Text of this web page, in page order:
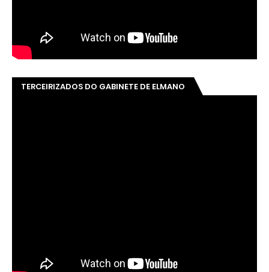
TERCEIRIZADOS DO GABINETE DE ELMANO